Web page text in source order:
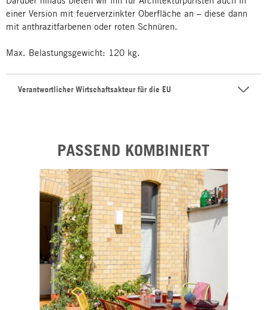
einer Version mit feuerverzinkter Oberfläche an – diese dann
mit anthrazitfarbenen oder roten Schnüren.
Max. Belastungsgewicht: 120 kg.
Verantwortlicher Wirtschaftsakteur für die EU
PASSEND KOMBINIERT